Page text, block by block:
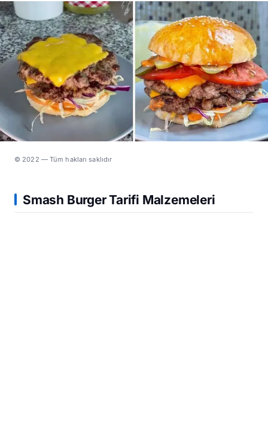
© 2022 — Tüm hakları saklıdır
Smash Burger Tarifi Malzemeleri